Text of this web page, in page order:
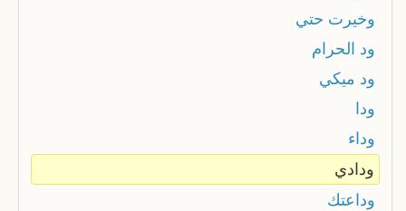
وخيرت حتي
ود الحرام
ود ميكي
ودا
وداء
ودادي
وداعتك